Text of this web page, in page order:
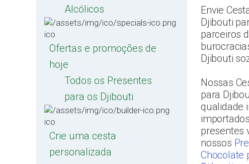
Alcólicos
Ofertas e promoções de
hoje
Todos os Presentes
para os Djibouti
Crie uma cesta
personalizada
Envie
Djibouti
parceiros
Djibouti
Nossas
para
qualidade
presentes
nossos
Chocolate